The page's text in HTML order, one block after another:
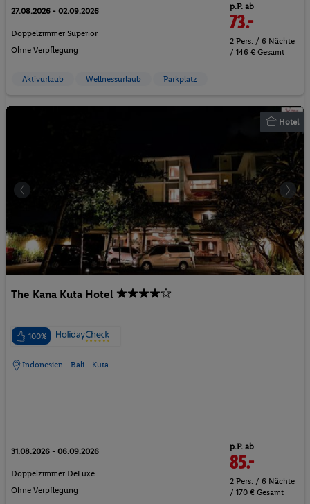
27.08.2026 - 02.09.2026
Doppelzimmer Superior
Ohne Verpflegung
p.P. ab
73.-
2 Pers. / 6 Nächte
/ 146 € Gesamt
Aktivurlaub Wellnessurlaub Parkplatz
Hotel
The Kana Kuta Hotel
100%
Indonesien - Bali - Kuta
31.08.2026 - 06.09.2026
Doppelzimmer DeLuxe
Ohne Verpflegung
p.P. ab
85.-
2 Pers. / 6 Nächte
/ 170 € Gesamt